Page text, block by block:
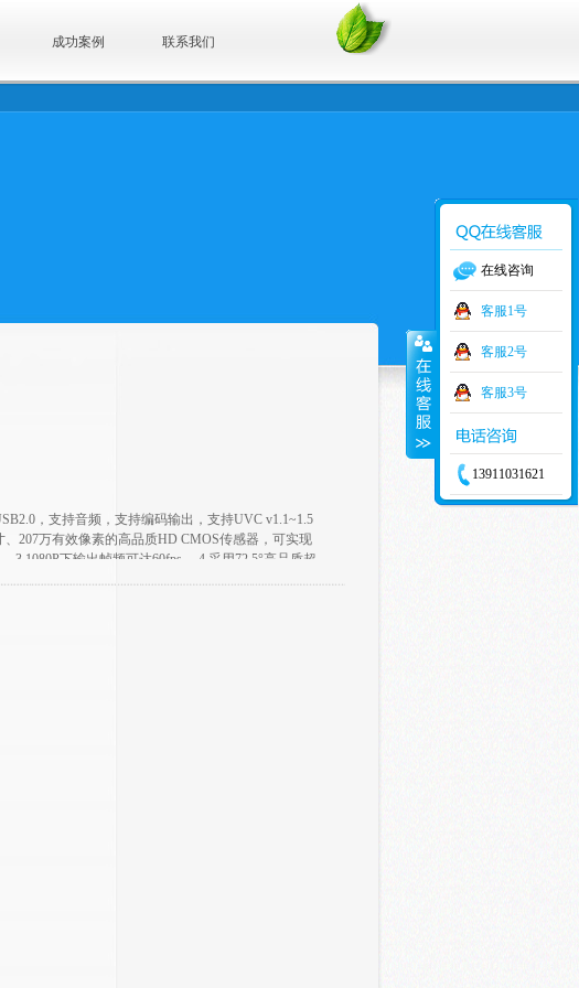
成功案例 联系我们
，支持音频，支持编码输出，支持UVC v1.1~1.5
207万有效像素的高品质HD CMOS传感器，可实现
3.1080P下输出帧频可达60fps。 4.采用72.5°高品质超
在线咨询
客服1号
客服2号
客服3号
13911031621